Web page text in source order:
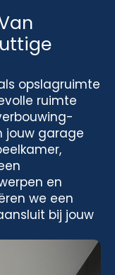
opslagruimte
ruimte
jouw garage
en
we een
bij jouw